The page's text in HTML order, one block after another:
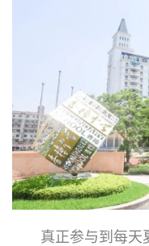
真正参与到每天